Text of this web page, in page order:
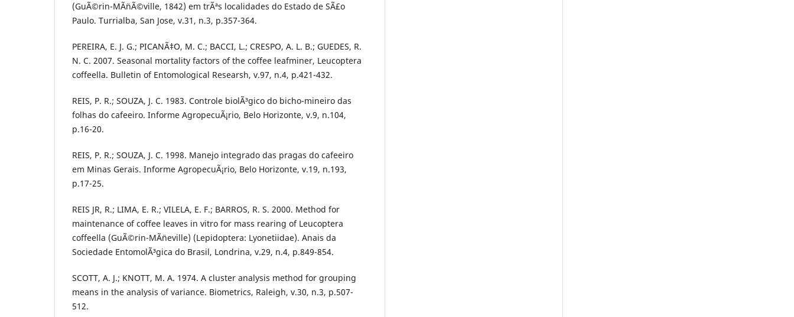
(GuÃ©rin-MÃ¨nÃ©ville, 1842) em trÃªs localidades do Estado de SÃ£o
Paulo. Turrialba, San Jose, v.31, n.3, p.357-364.
PEREIRA, E. J. G.; PICANÃ‡O, M. C.; BACCI, L.; CRESPO, A. L. B.; GUEDES, R.
N. C. 2007. Seasonal mortality factors of the coffee leafminer, Leucoptera
coffeella. Bulletin of Entomological Researsh, v.97, n.4, p.421-432.
REIS, P. R.; SOUZA, J. C. 1983. Controle biolÃ³gico do bicho-mineiro das
folhas do cafeeiro. Informe AgropecuÃ¡rio, Belo Horizonte, v.9, n.104,
p.16-20.
REIS, P. R.; SOUZA, J. C. 1998. Manejo integrado das pragas do cafeeiro
em Minas Gerais. Informe AgropecuÃ¡rio, Belo Horizonte, v.19, n.193,
p.17-25.
REIS JR, R.; LIMA, E. R.; VILELA, E. F.; BARROS, R. S. 2000. Method for
maintenance of coffee leaves in vitro for mass rearing of Leucoptera
coffeella (GuÃ©rin-MÃ¨neville) (Lepidoptera: Lyonetiidae). Anais da
Sociedade EntomolÃ³gica do Brasil, Londrina, v.29, n.4, p.849-854.
SCOTT, A. J.; KNOTT, M. A. 1974. A cluster analysis method for grouping
means in the analysis of variance. Biometrics, Raleigh, v.30, n.3, p.507-
512.